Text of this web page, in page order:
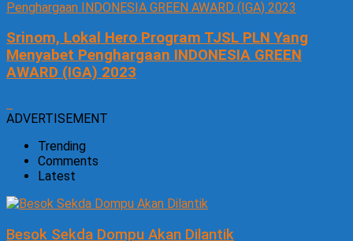
Srinom, Lokal Hero Program TJSL PLN Yang
Menyabet Penghargaan INDONESIA GREEN
AWARD (IGA) 2023
ADVERTISEMENT
Trending
Comments
Latest
Besok Sekda Dompu Akan Dilantik